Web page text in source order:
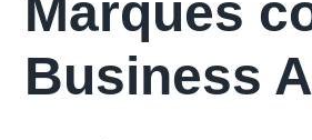
Marques
Business